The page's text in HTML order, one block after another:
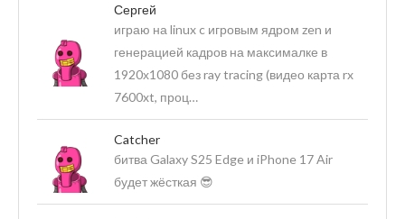
Сергей
играю на linux c игровым ядром zen и
генерацией кадров на максималке в
1920х1080 без ray tracing (видео карта rx
7600xt, проц…
Catcher
битва Galaxy S25 Edge и iPhone 17 Air
будет жёсткая 😎